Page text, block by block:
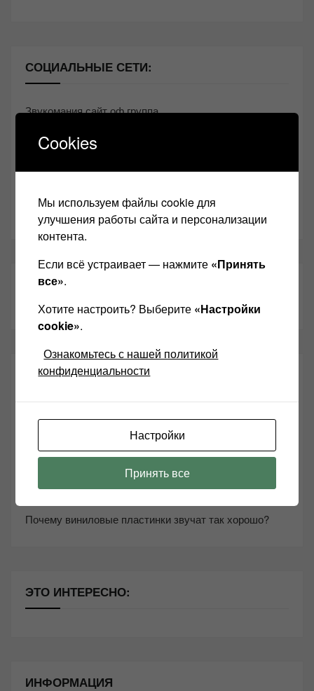
СОЦИАЛЬНЫЕ СЕТИ:
Звукомания сайт оф.группа
Винтажная Hi-Fi и High-End техника
Youtube
ТАКЖЕ ЧИТАЕМ:
СВЕЖИЕ ЗАПИСИ
Возьмите друга в салон Hi-Fi техники
Чем дороже аудиотехника, тем лучше звучит?
10 способов оптимизации потоковой музыки
Почему виниловые пластинки звучат так хорошо?
ЭТО ИНТЕРЕСНО:
ИНФОРМАЦИЯ
Cookies
Мы используем файлы cookie для
улучшения работы сайта и персонализации
контента.
Если всё устраивает — нажмите «Принять
все».
Хотите настроить? Выберите «Настройки
cookie».
Ознакомьтесь с нашей политикой
конфиденциальности
Настройки
Принять все